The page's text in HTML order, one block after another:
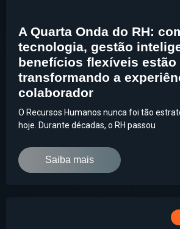
A Quarta Onda do RH:
tecnologia, gestão
benefícios flexíveis estão
transformando a
colaborador
O Recursos Humanos nunca foi tão
hoje. Durante décadas, o RH passou
Saiba mais